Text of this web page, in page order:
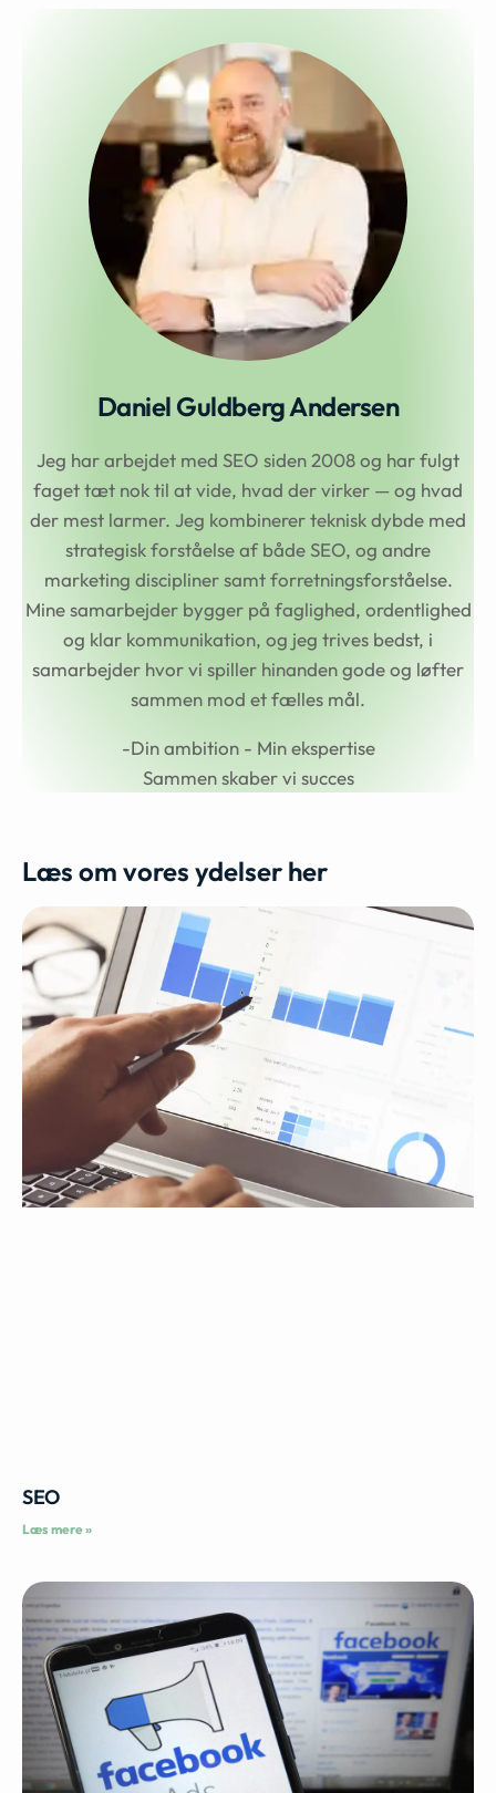
Daniel Guldberg Andersen
Jeg har arbejdet med SEO siden 2008 og har fulgt
faget tæt nok til at vide, hvad der virker — og hvad
der mest larmer. Jeg kombinerer teknisk dybde med
strategisk forståelse af både SEO, og andre
marketing discipliner samt forretningsforståelse.
Mine samarbejder bygger på faglighed, ordentlighed
og klar kommunikation, og jeg trives bedst, i
samarbejder hvor vi spiller hinanden gode og løfter
sammen mod et fælles mål.
-Din ambition - Min ekspertise
Sammen skaber vi succes
Læs om vores ydelser her
SEO
Læs mere »